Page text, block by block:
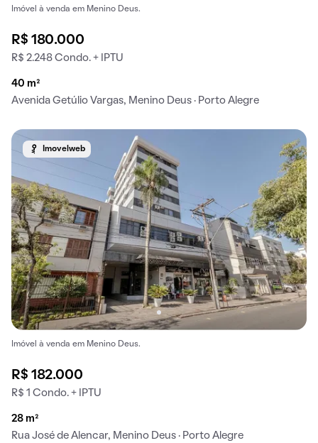
Imóvel à venda em Menino Deus.
R$ 180.000
R$ 2.248 Condo. + IPTU
40 m²
Avenida Getúlio Vargas, Menino Deus · Porto Alegre
Imovelweb
Imóvel à venda em Menino Deus.
R$ 182.000
R$ 1 Condo. + IPTU
28 m²
Rua José de Alencar, Menino Deus · Porto Alegre